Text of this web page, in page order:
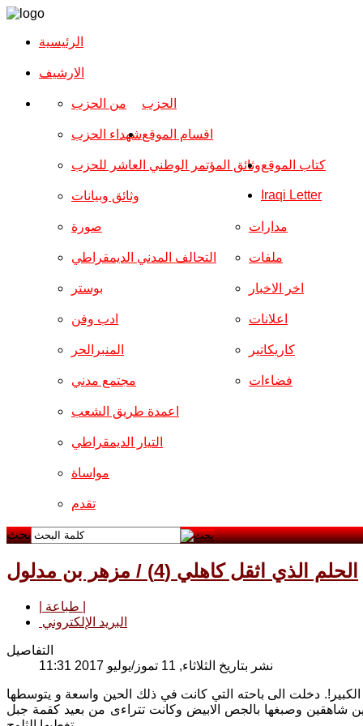
الرئيسية
الارشیف
الحزب من الحزب
شهداء الحزب
وثائق المؤتمر الوطني العاشر للحزب
وثائق وبيانات
اقسام الموقع
صورة
التحالف المدني الديمقراطي
بوستر
ادب وفن
المنبرالحر
مجتمع مدني
مدارات
ملفات
اخر الاخبار
اعلانات
كاريكاتير
فضاءات
اعمدة طريق الشعب
التيار الديمقراطي
مواساة
تقدم
كتاب الموقع
Iraqi Letter
بحث
الحلم الذي اثقل كاهلي (4) / مزهر بن مدلول
البريد الإلكتروني
التفاصيل
نشر بتاريخ الثلاثاء, 11 تموز/يوليو 2017 11:31
دخلت الى باحته التي كانت في ذلك الحين واسعة و يتوسطها
شاهقين وصبغها بالجص الابيض وكانت تتراءى من بعيد كقمة جبل